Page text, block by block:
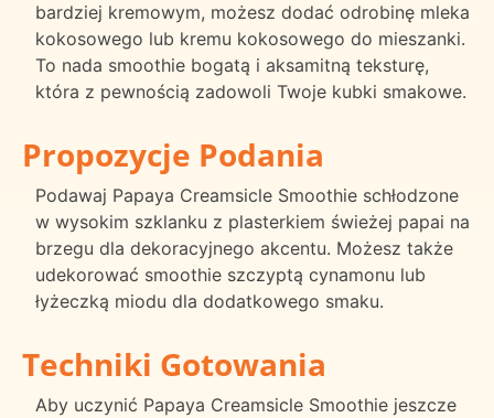
bardziej kremowym, możesz dodać odrobinę mleka
kokosowego lub kremu kokosowego do mieszanki.
To nada smoothie bogatą i aksamitną teksturę,
która z pewnością zadowoli Twoje kubki smakowe.
Propozycje Podania
Podawaj Papaya Creamsicle Smoothie schłodzone
w wysokim szklanku z plasterkiem świeżej papai na
brzegu dla dekoracyjnego akcentu. Możesz także
udekorować smoothie szczyptą cynamonu lub
łyżeczką miodu dla dodatkowego smaku.
Techniki Gotowania
Aby uczynić Papaya Creamsicle Smoothie jeszcze